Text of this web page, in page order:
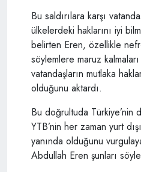
Bu saldırılara karşı
ülkelerdeki haklarını iyi
belirten Eren, özellikle
söylemlere maruz
vatandaşların mutlaka
olduğunu aktardı.
Bu doğrultuda Türkiye’nin
YTB’nin her zaman yurt
yanında olduğunu
Abdullah Eren şunları